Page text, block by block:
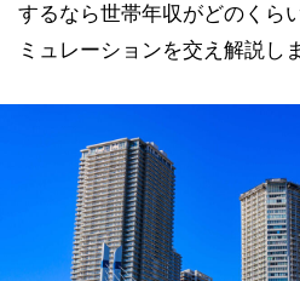
するなら世帯年収がどのくら
ミュレーションを交え解説し